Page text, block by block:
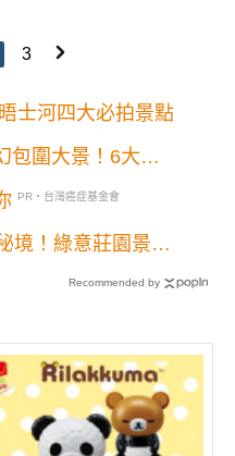
3
士河四大必拍景點
包圍大景！6大美
PR・台灣癌症基金會
境！綠意莊園景觀
Recommended by